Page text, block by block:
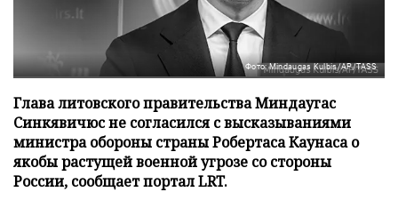
Фото: Mindaugas Kulbis/AP/TASS
Глава литовского правительства Миндаугас
Синкявичюс не согласился с высказываниями
министра обороны страны Робертаса Каунаса о
якобы растущей военной угрозе со стороны
России, сообщает портал LRT.